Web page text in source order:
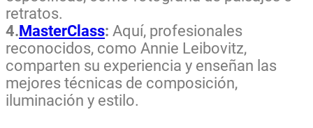
retratos.
4.MasterClass: Aquí, profesionales
reconocidos, como Annie Leibovitz,
comparten su experiencia y enseñan las
mejores técnicas de composición,
iluminación y estilo.